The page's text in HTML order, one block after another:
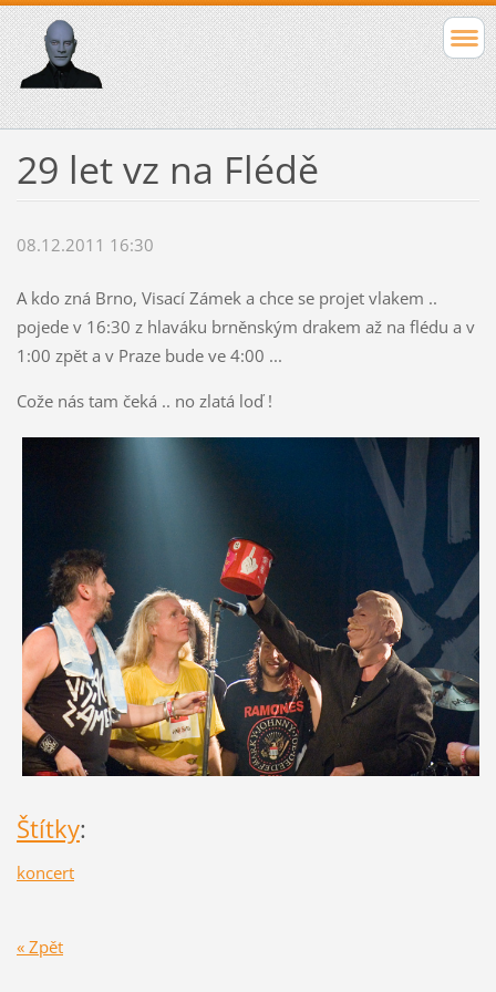
29 let vz na Flédě
08.12.2011 16:30
A kdo zná Brno, Visací Zámek a chce se projet vlakem ..
pojede v 16:30 z hlaváku brněnským drakem až na flédu a v
1:00 zpět a v Praze bude ve 4:00 ...
Cože nás tam čeká .. no zlatá loď !
Štítky:
koncert
« Zpět